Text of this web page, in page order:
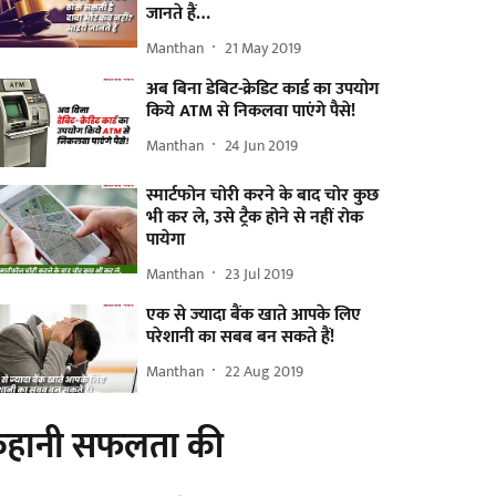
जानते हैं…
Manthan 21 May 2019
अब बिना डेबिट-क्रेडिट कार्ड का उपयोग
किये ATM से निकलवा पाएंगे पैसे!
Manthan 24 Jun 2019
स्मार्टफोन चोरी करने के बाद चोर कुछ
भी कर ले, उसे ट्रैक होने से नहीं रोक
पायेगा
Manthan 23 Jul 2019
एक से ज्यादा बैंक खाते आपके लिए
परेशानी का सबब बन सकते हैं!
Manthan 22 Aug 2019
सफलता की